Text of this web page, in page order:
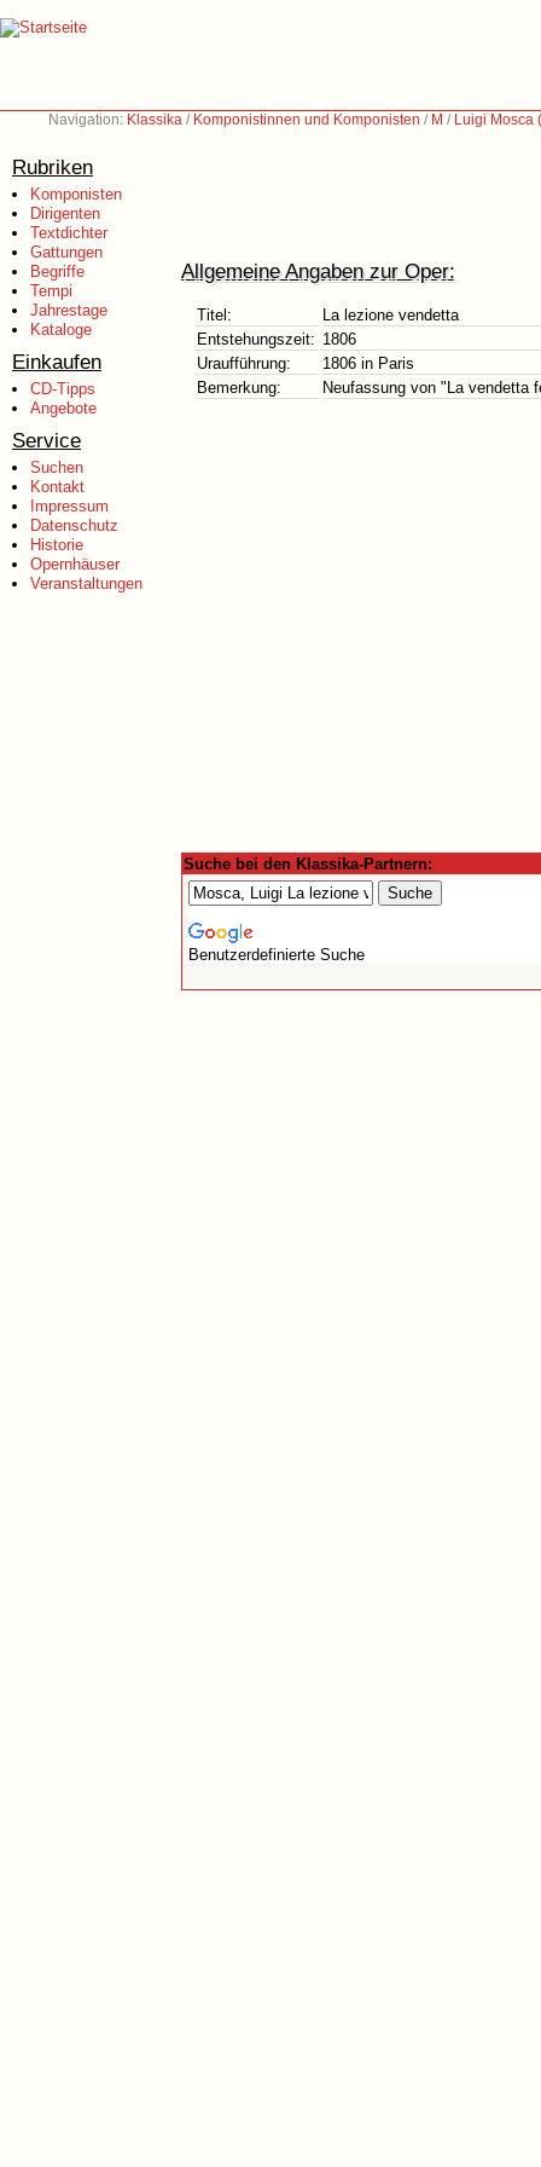
Navigation: Klassika / Komponistinnen und Komponisten / M / Luigi Mosca
Rubriken
Komponisten
Dirigenten
Textdichter
Gattungen
Begriffe
Tempi
Jahrestage
Kataloge
Einkaufen
CD-Tipps
Angebote
Service
Suchen
Kontakt
Impressum
Datenschutz
Historie
Opernhäuser
Veranstaltungen
Allgemeine Angaben zur Oper:
Titel:
La lezione vendetta
Entstehungszeit: 1806
Uraufführung:
1806 in Paris
Bemerkung:
Neufassung von "La vendetta
Suche bei den Klassika-Partnern:
Benutzerdefinierte Suche